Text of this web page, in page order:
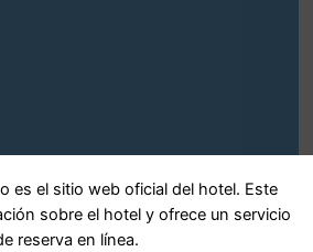
es el sitio web oficial del hotel. Este
sobre el hotel y ofrece un servicio
reserva en línea.